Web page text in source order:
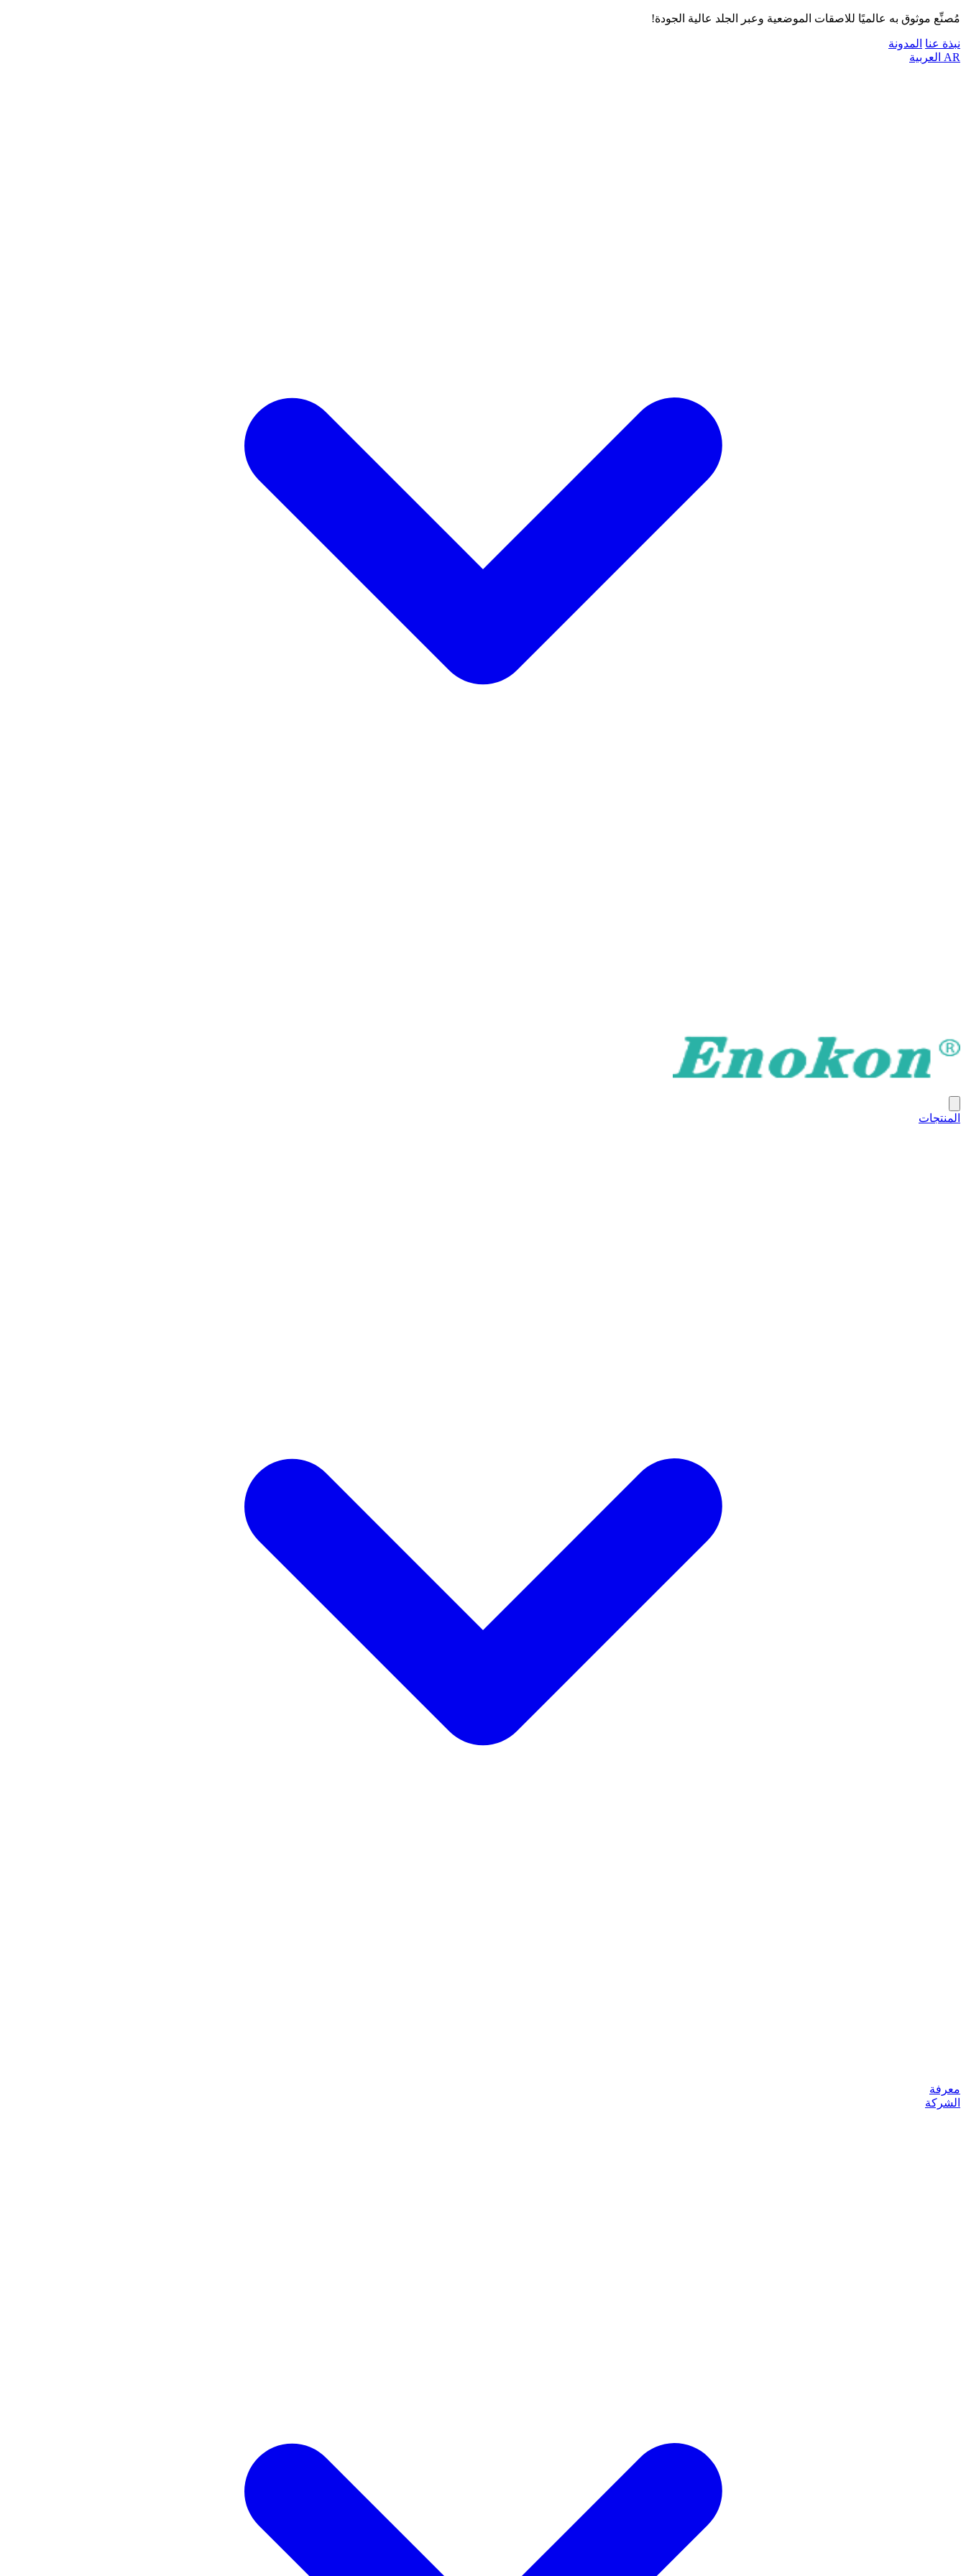
مُصنِّع موثوق به عالميًا للاصقات الموضعية وعبر الجلد عالية الجودة!
نبذة عنا المدونة
AR العربية
المنتجات
معرفة
الشركة